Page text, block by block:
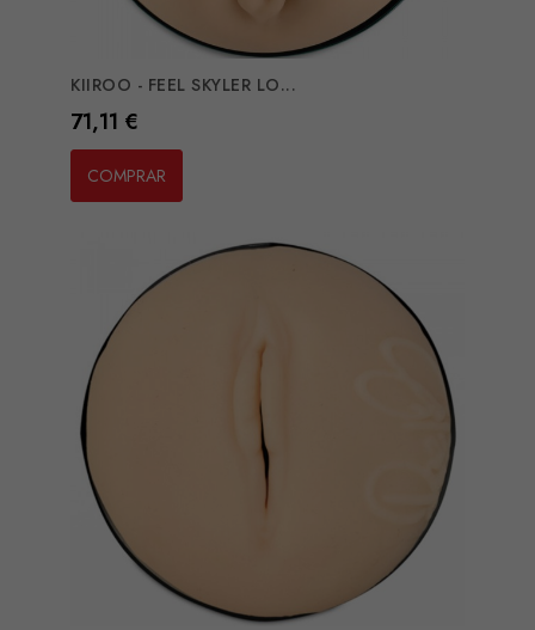
KIIROO - FEEL SKYLER LO...
Preço
71,11 €
COMPRAR